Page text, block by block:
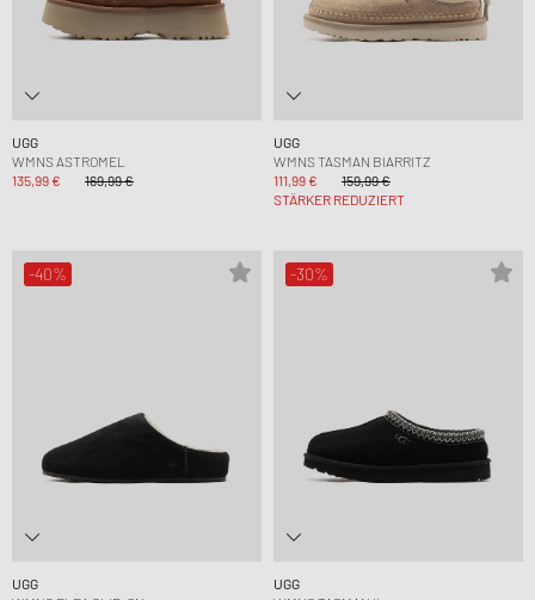
UGG
WMNS ASTROMEL
135,99 €
169,99 €
UGG
WMNS TASMAN BIARRITZ
111,99 €
159,99 €
STÄRKER REDUZIERT
-40%
UGG
-30%
UGG